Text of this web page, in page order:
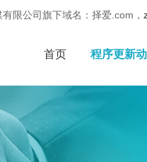
限公司旗下域名：择爱.com，
首页 程序更新